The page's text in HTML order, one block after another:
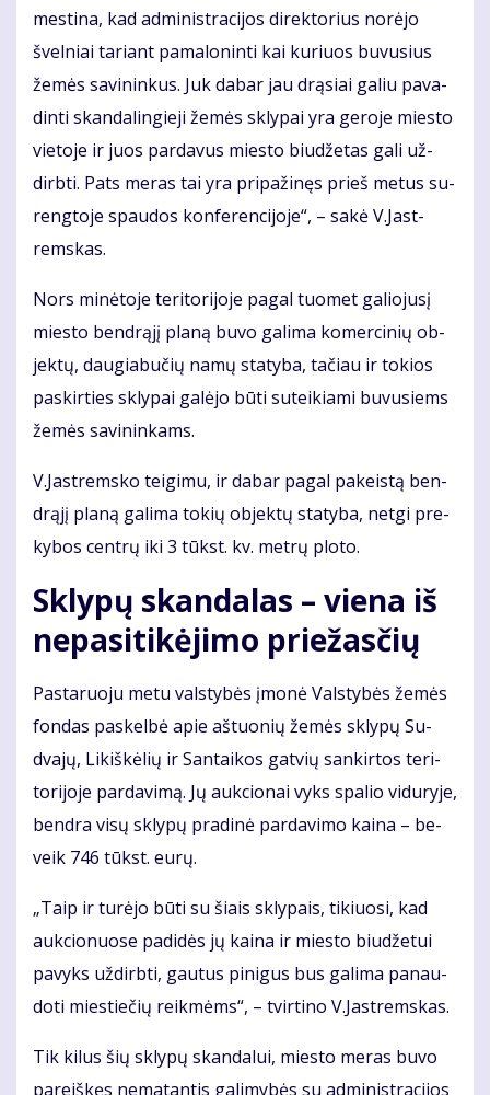
mes­ti­na, kad ad­mi­nist­ra­ci­jos di­rek­to­rius no­rė­jo
švel­niai ta­riant pa­ma­lo­nin­ti kai ku­riuos bu­vu­sius
že­mės sa­vi­nin­kus. Juk da­bar jau drą­siai ga­liu pa­va­
din­ti skan­da­lin­gie­ji že­mės skly­pai yra ge­ro­je mies­to
vie­to­je ir juos par­da­vus mies­to biu­dže­tas ga­li už­
dirb­ti. Pats me­ras tai yra pri­pa­ži­nęs prieš me­tus su­
reng­to­je spau­dos kon­fe­ren­ci­jo­je“, – sa­kė V.Jast­
rems­kas.
Nors mi­nė­to­je te­ri­to­ri­jo­je pa­gal tuo­met ga­lio­ju­sį
mies­to ben­drą­jį pla­ną bu­vo ga­li­ma ko­mer­ci­nių ob­
jek­tų, dau­gia­bu­čių na­mų sta­ty­ba, ta­čiau ir to­kios
pa­skir­ties skly­pai ga­lė­jo bū­ti su­tei­kia­mi bu­vu­siems
že­mės sa­vi­nin­kams.
V.Jast­rems­ko tei­gi­mu, ir da­bar pa­gal pa­keis­tą ben­
drą­jį pla­ną ga­li­ma to­kių ob­jek­tų sta­ty­ba, net­gi pre­
ky­bos cen­trų iki 3 tūkst. kv. met­rų plo­to.
Skly­pų skan­da­las – vie­na iš
ne­pa­si­ti­kė­ji­mo prie­žas­čių
Pas­ta­ruo­ju me­tu vals­ty­bės įmo­nė Vals­ty­bės že­mės
fon­das pa­skel­bė apie aš­tuo­nių že­mės skly­pų Su­
dva­jų, Li­kiš­kė­lių ir San­tai­kos gat­vių san­kir­tos te­ri­
to­ri­jo­je par­davimą. Jų auk­cio­nai vyks spa­lio vi­du­ry­je,
ben­dra vi­sų skly­pų pra­di­nė par­da­vi­mo kai­na – be­
veik 746 tūkst. eu­rų.
„Taip ir tu­rė­jo bū­ti su šiais skly­pais, ti­kiuo­si, kad
auk­cio­nuo­se pa­di­dės jų kai­na ir mies­to biu­dže­tui
pa­vyks už­dirb­ti, gau­tus pi­ni­gus bus ga­li­ma pa­nau­
do­ti mies­tie­čių reik­mėms“, – tvir­ti­no V.Jast­rems­kas.
Tik ki­lus šių skly­pų skan­da­lui, mies­to me­ras bu­vo
pa­reiš­kęs ne­ma­tan­tis ga­li­my­bės su ad­mi­nist­ra­ci­jos